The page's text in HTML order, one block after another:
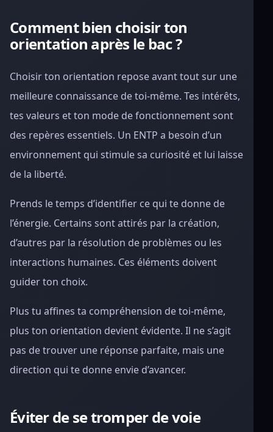
Comment bien choisir ton
orientation après le bac ?
Choisir ton orientation repose avant tout sur une
meilleure connaissance de toi-même. Tes intérêts,
tes valeurs et ton mode de fonctionnement sont
des repères essentiels. Un ENTP a besoin d’un
environnement qui stimule sa curiosité et lui laisse
de la liberté.
Prends le temps d’identifier ce qui te donne de
l’énergie. Certains sont attirés par la création,
d’autres par la résolution de problèmes ou les
interactions humaines. Ces éléments doivent
guider ton choix.
Plus tu affines ta compréhension de toi-même,
plus ton orientation devient évidente. Il ne s’agit
pas de trouver une réponse parfaite, mais une
direction qui te donne envie d’avancer.
Éviter de se tromper de voie